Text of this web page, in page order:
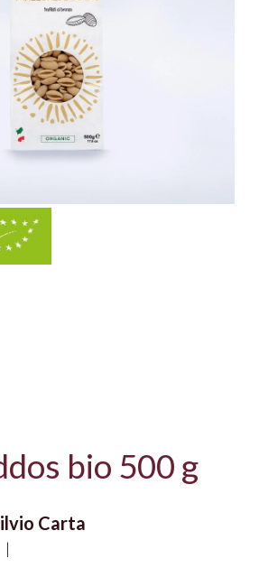
bio 500 g
Carta
|